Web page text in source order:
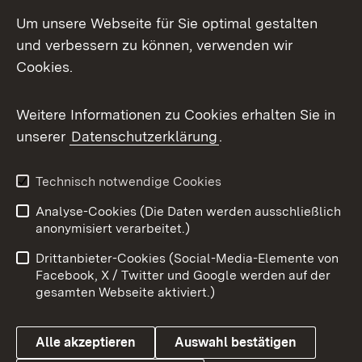
Facebook
X / Twitter
Youtube
Impressum
Kontakt
Barrierefreiheit
Datenschutz
Cookies
Um unsere Webseite für Sie optimal gestalten
und verbessern zu können, verwenden wir
Cookies.
Weitere Informationen zu Cookies erhalten Sie in
unserer Datenschutzerklärung.
Technisch notwendige Cookies
Analyse-Cookies (Die Daten werden ausschließlich
anonymisiert verarbeitet.)
Drittanbieter-Cookies (Social-Media-Elemente von
Facebook, X / Twitter und Google werden auf der
gesamten Webseite aktiviert.)
Alle akzeptieren Auswahl bestätigen